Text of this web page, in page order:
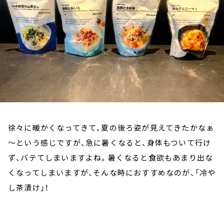
徐々に暖かくなってきて、夏の後ろ姿が見えてきたかなぁ
～という感じですが、急に暑くなると、身体もついて行け
ず、バテてしまいますよね。暑くなると食欲もあまり出な
くなってしまいますが、そんな時におすすめなのが、「冷や
し茶漬け」！